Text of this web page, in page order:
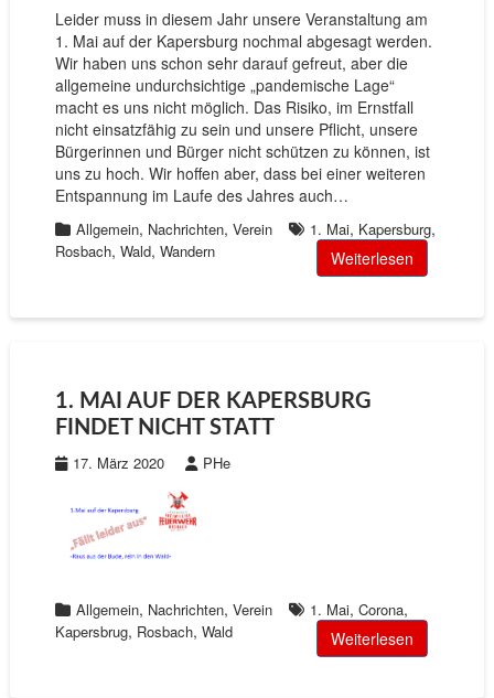
Leider muss in diesem Jahr unsere Veranstaltung am
1. Mai auf der Kapersburg nochmal abgesagt werden.
Wir haben uns schon sehr darauf gefreut, aber die
allgemeine undurchsichtige „pandemische Lage“
macht es uns nicht möglich. Das Risiko, im Ernstfall
nicht einsatzfähig zu sein und unsere Pflicht, unsere
Bürgerinnen und Bürger nicht schützen zu können, ist
uns zu hoch. Wir hoffen aber, dass bei einer weiteren
Entspannung im Laufe des Jahres auch…
Allgemein, Nachrichten, Verein 1. Mai, Kapersburg,
Rosbach, Wald, Wandern Weiterlesen
1. MAI AUF DER KAPERSBURG
FINDET NICHT STATT
17. März 2020 PHe
Allgemein, Nachrichten, Verein 1. Mai, Corona,
Kapersbrug, Rosbach, Wald Weiterlesen